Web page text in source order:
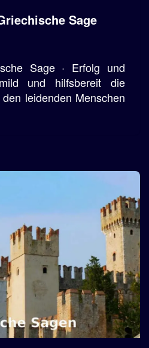
Sage
Sage · Erfolg und
und hilfsbereit die
leidenden Menschen